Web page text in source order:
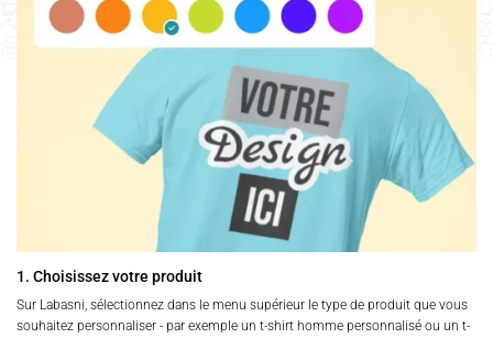
plusieurs
variations.
Les
options
choisies
sur
Les
options
choisies
page
du
1. Choisissez votre produit
Sur Labasni, sélectionnez dans le menu supérieur le type de produit que vous
souhaitez personnaliser - par exemple un t-shirt homme personnalisé ou un t-